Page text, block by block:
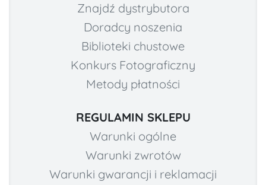
Znajdź dystrybutora
Doradcy noszenia
Biblioteki chustowe
Konkurs Fotograficzny
Metody płatności
REGULAMIN SKLEPU
Warunki ogólne
Warunki zwrotów
Warunki gwarancji i reklamacji